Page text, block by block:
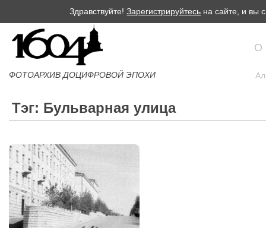
Здравствуйте!Зарегистрируйтесь на сайте, и вы
ФОТОАРХИВ ДОЦИФРОВОЙ ЭПОХИ
О
Тэг: Бульварная улица